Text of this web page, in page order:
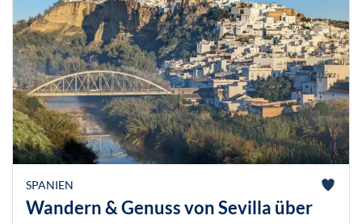
SPANIEN
Wandern & Genuss von Sevilla über